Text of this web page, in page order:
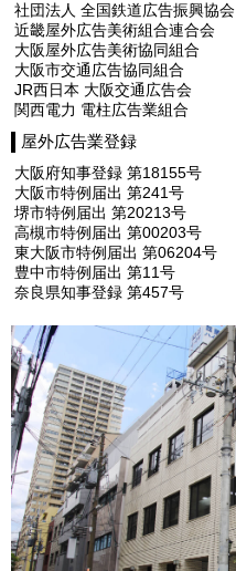
社団法人 全国鉄道広告振興協会
近畿屋外広告美術組合連合会
大阪屋外広告美術協同組合
大阪市交通広告協同組合
JR西日本 大阪交通広告会
関西電力 電柱広告業組合
屋外広告業登録
大阪府知事登録 第18155号
大阪市特例届出 第241号
堺市特例届出 第20213号
高槻市特例届出 第00203号
東大阪市特例届出 第06204号
豊中市特例届出 第11号
奈良県知事登録 第457号